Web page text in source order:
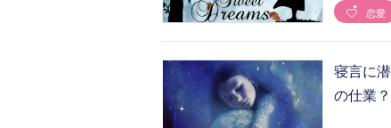
恋愛
寝言に
の仕業？